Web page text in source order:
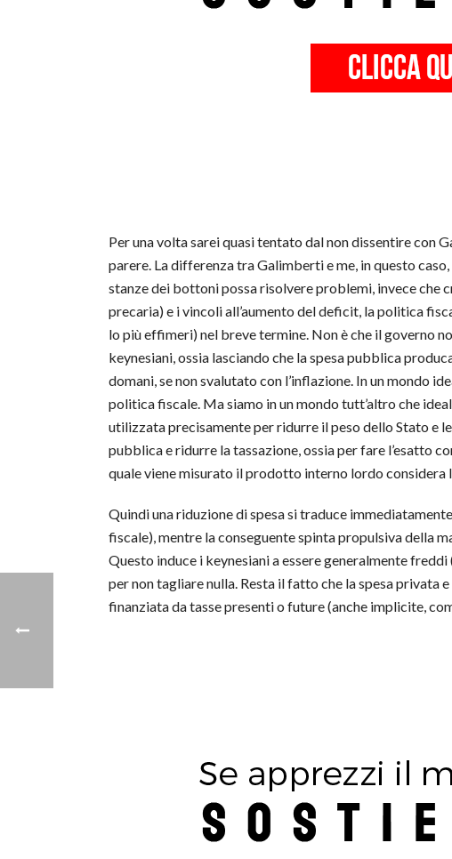
Per una volta sarei quasi tentato dal non dissentire con
parere. La differenza tra Galimberti e me, in questo
stanze dei bottoni possa risolvere problemi, invece che
precaria) e i vincoli all’aumento del deficit, la politica
lo più effimeri) nel breve termine. Non è che il governo
keynesiani, ossia lasciando che la spesa pubblica
domani, se non svalutato con l’inflazione. In un mondo
politica fiscale. Ma siamo in un mondo tutt’altro che
utilizzata precisamente per ridurre il peso dello Stato e
pubblica e ridurre la tassazione, ossia per fare l’esatto
quale viene misurato il prodotto interno lordo
Quindi una riduzione di spesa si traduce
fiscale), mentre la conseguente spinta propulsiva della
Questo induce i keynesiani a essere generalmente
per non tagliare nulla. Resta il fatto che la spesa privata
finanziata da tasse presenti o future (anche implicite,